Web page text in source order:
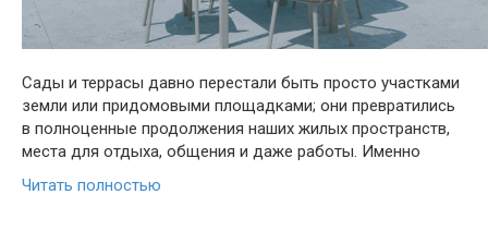
Сады и террасы давно перестали быть просто участками
земли или придомовыми площадками; они превратились
в полноценные продолжения наших жилых пространств,
места для отдыха, общения и даже работы. Именно
Читать полностью